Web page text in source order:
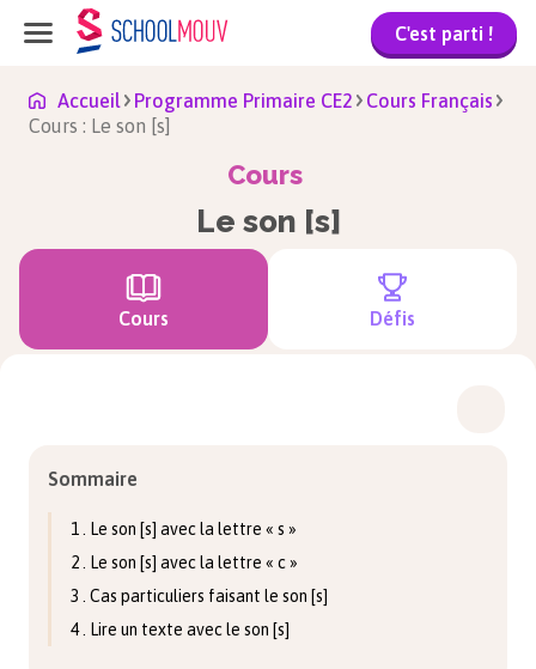
C'est parti !
Accueil Programme Primaire CE2
Cours Français
Cours : Le son [s]
Cours
Le son [s]
Cours Défis
Sommaire
1 . Le son [s] avec la lettre « s »
2 . Le son [s] avec la lettre « c »
3 . Cas particuliers faisant le son [s]
4 . Lire un texte avec le son [s]